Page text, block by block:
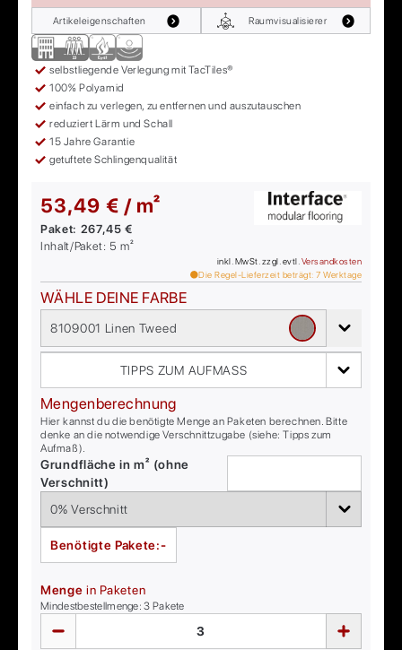
Artikeleigenschaften Raumvisualisierer
selbstliegende Verlegung mit TacTiles®
100% Polyamid
einfach zu verlegen, zu entfernen und auszutauschen
reduziert Lärm und Schall
15 Jahre Garantie
getuftete Schlingenqualität
53,49 € / m²
Paket: 267,45 €
Inhalt/Paket: 5 m²
inkl. MwSt. zzgl. evtl. Versandkosten
Die Regel-Lieferzeit beträgt: 7 Werktage
WÄHLE DEINE FARBE
8109001 Linen Tweed
TIPPS ZUM AUFMASS
Mengenberechnung
Hier kannst du die benötigte Menge an Paketen berechnen. Bitte
denke an die notwendige Verschnittzugabe (siehe: Tipps zum
Aufmaß).
Grundfläche in m² (ohne
Verschnitt)
Benötigte Pakete:-
Menge in Paketen
Mindestbestellmenge:3 Pakete